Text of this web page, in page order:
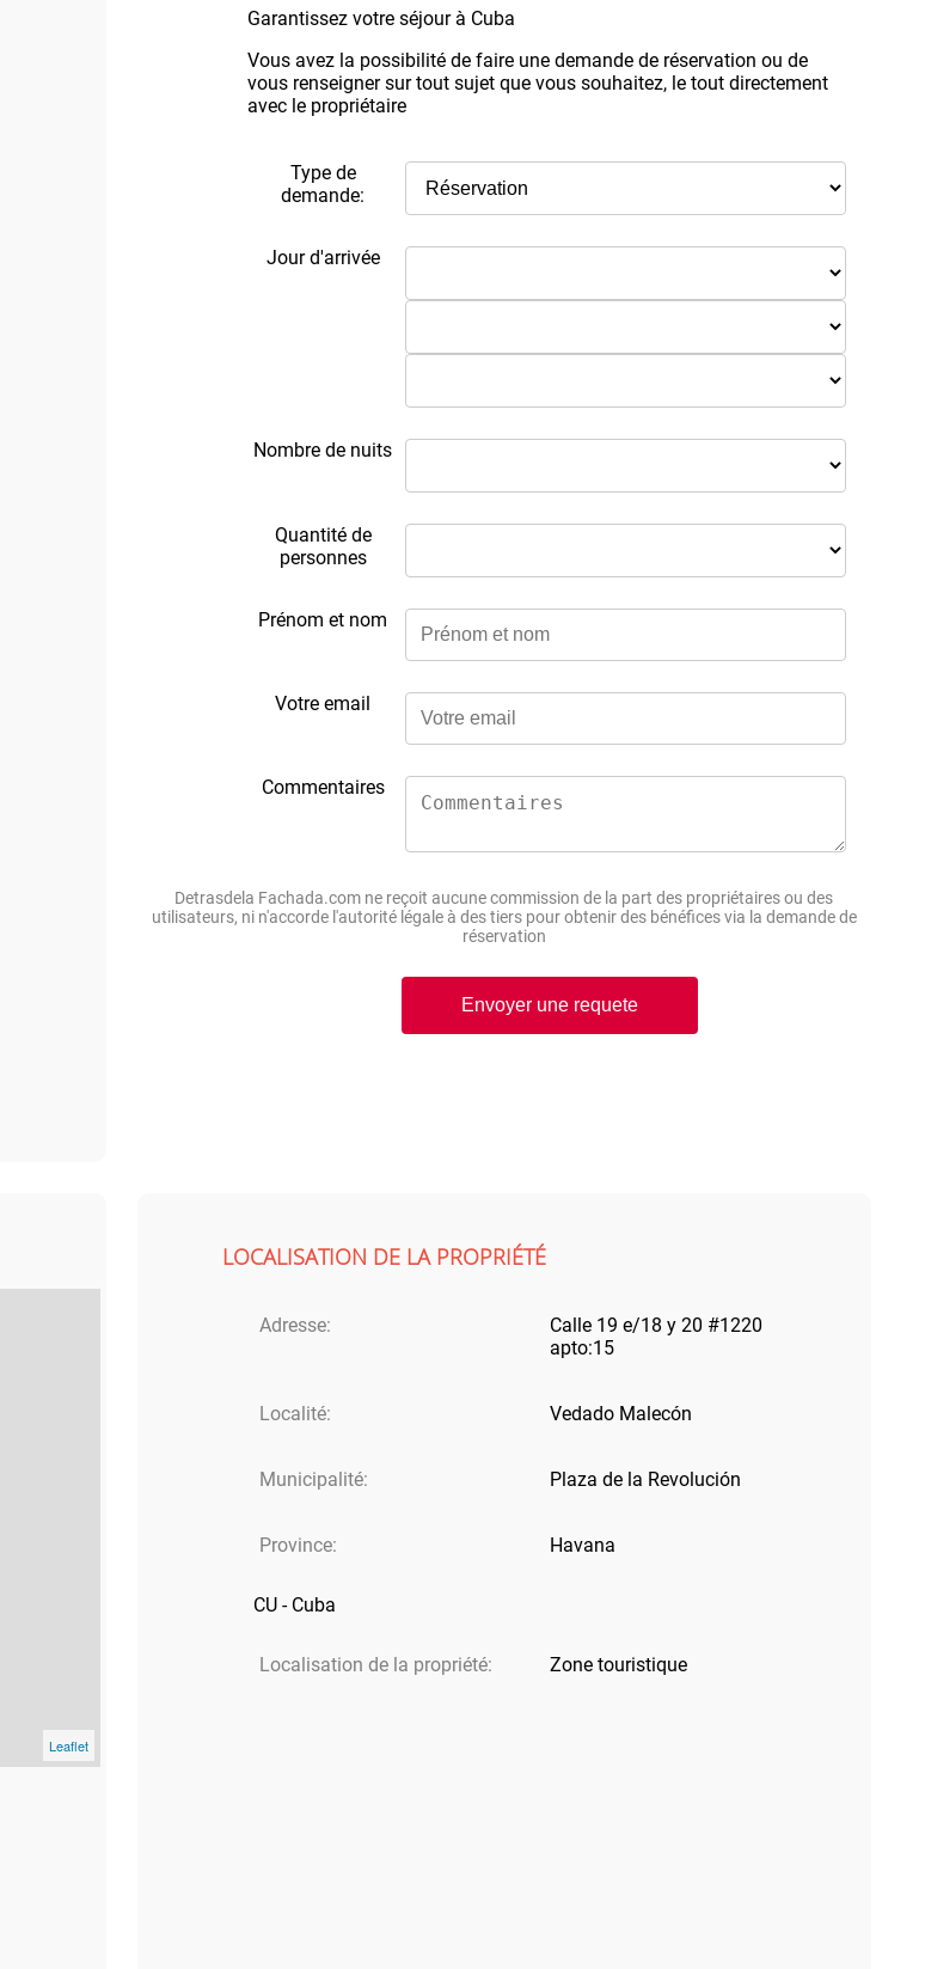
Garantissez votre séjour à Cuba
Vous avez la possibilité de faire une demande de réservation ou de
vous renseigner sur tout sujet que vous souhaitez, le tout directement
avec le propriétaire
Type de
demande:
Jour d'arrivée
Nombre de nuits
Quantité de
personnes
Prénom et nom
Votre email
Commentaires
Detrasdela Fachada.com ne reçoit aucune commission de la part des propriétaires ou des
utilisateurs, ni n'accorde l'autorité légale à des tiers pour obtenir des bénéfices via la demande de
réservation
Envoyer une requete
Leaflet
LOCALISATION DE LA PROPRIÉTÉ
Adresse:
Calle 19 e/18 y 20 #1220
apto:15
Localité: Vedado Malecón
Municipalité: Plaza de la Revolución
Province: Havana
CU - Cuba
Localisation de la propriété: Zone touristique